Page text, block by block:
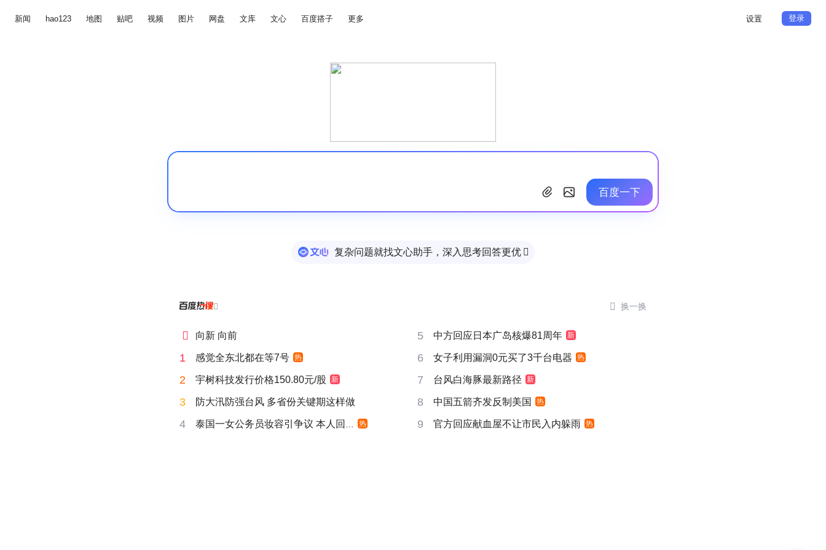
新闻 hao123 地图 贴吧 视频 图片 网盘 文库 文心 百度搭子 更多 设置 登录
百度一下
复杂问题就找文心助手，深入思考回答更优 
  换一换
 向新 向前 5 中方回应日本广岛核爆81周年 新
1 感觉全东北都在等7号 热 6 女子利用漏洞0元买了3千台电器 热
2 宇树科技发行价格150.80元/股 新 7 台风白海豚最新路径 新
3 防大汛防强台风 多省份关键期这样做 8 中国五箭齐发反制美国 热
4 泰国一女公务员妆容引争议 本人回应 热 9 官方回应献血屋不让市民入内躲雨 热